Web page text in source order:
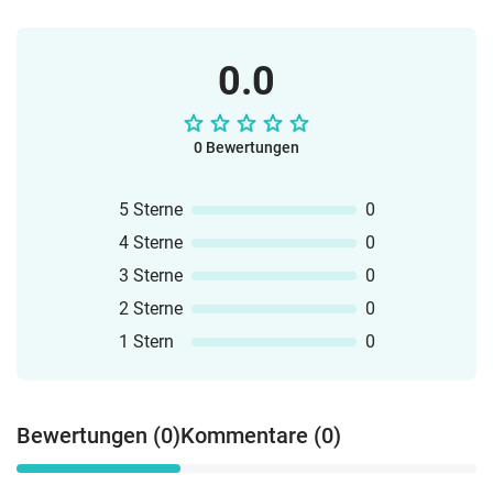
0.0
0 Bewertungen
5 Sterne
0
4 Sterne
0
3 Sterne
0
2 Sterne
0
1 Stern
0
Bewertungen (0)Kommentare (0)